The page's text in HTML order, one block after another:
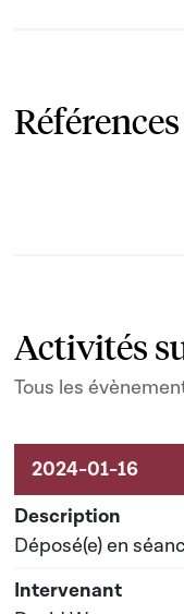
Activités
Tous les
Activités sur le
Déposé(e) en